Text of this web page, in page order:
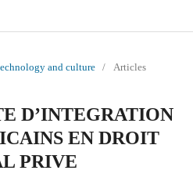
and culture
/ Articles
D’INTEGRATION
EN DROIT
PRIVE